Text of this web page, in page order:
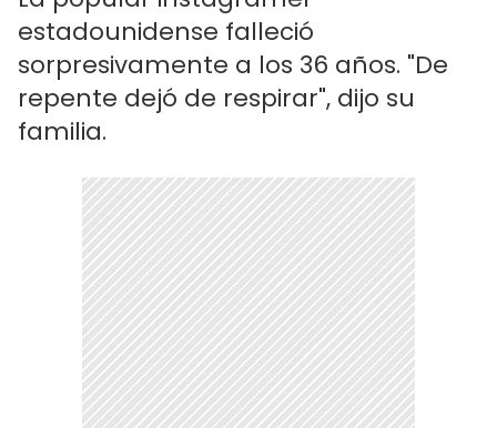
estadounidense falleció
sorpresivamente a los 36 años. "De
repente dejó de respirar", dijo su
familia.